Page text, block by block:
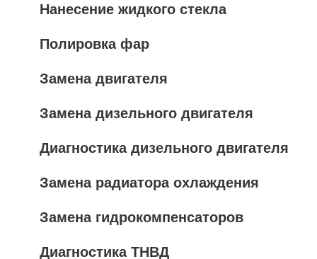
Нанесение жидкого стекла
Полировка фар
Замена двигателя
Замена дизельного двигателя
Диагностика дизельного двигателя
Замена радиатора охлаждения
Замена гидрокомпенсаторов
Диагностика ТНВД